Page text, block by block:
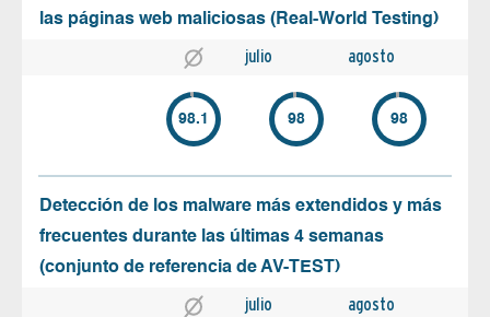
las páginas web maliciosas (Real-World Testing)
julio agosto
98.1 98 98
Detección de los malware más extendidos y más
frecuentes durante las últimas 4 semanas
(conjunto de referencia de AV-TEST)
julio agosto